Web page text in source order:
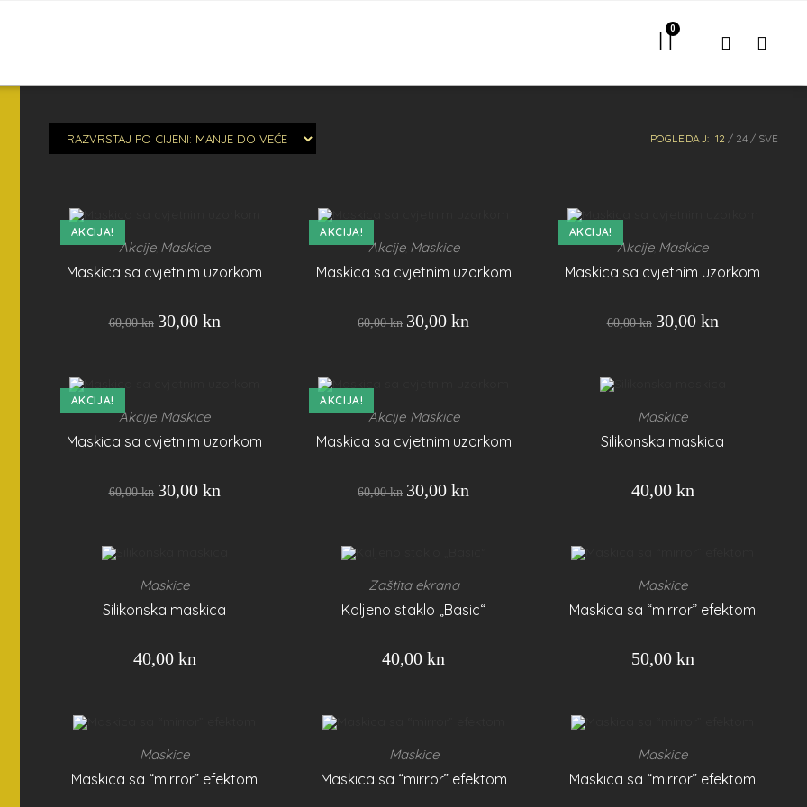
POGLEDAJ: 12 24 SVE
AKCIJA!
Akcije, Maskice
Maskica sa cvjetnim uzorkom
60,00kn 30,00 kn
AKCIJA!
Akcije, Maskice
Maskica sa cvjetnim uzorkom
60,00kn 30,00kn
AKCIJA!
Akcije, Maskice
Maskica sa cvjetnim uzorkom
60,00kn 30,00 kn
AKCIJA!
Akcije, Maskice
Maskica sa cvjetnim uzorkom
60,00kn 30,00 kn
AKCIJA!
Akcije, Maskice
Maskica sa cvjetnim uzorkom
60,00kn 30,00kn
Maskice
Silikonska maskica
40,00 kn
Maskice
Silikonska maskica
40,00 kn
Zaštita ekrana
Kaljeno staklo „Basic“
40,00kn
Maskice
Maskica sa “mirror” efektom
50,00 kn
Maskice
Maskica sa “mirror” efektom
Maskice
Maskica sa “mirror” efektom
Maskice
Maskica sa “mirror” efektom